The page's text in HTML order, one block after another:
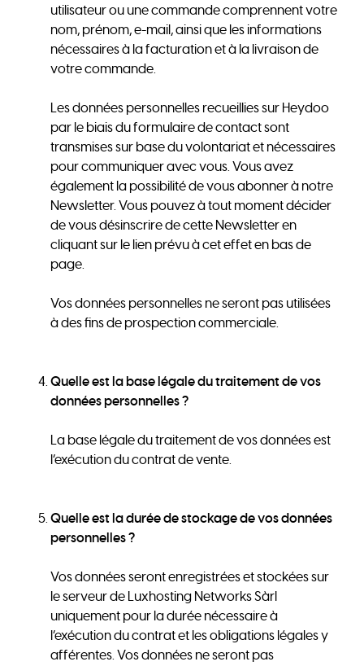
utilisateur ou une commande comprennent votre
nom, prénom, e-mail, ainsi que les informations
nécessaires à la facturation et à la livraison de
votre commande.
Les données personnelles recueillies sur Heydoo
par le biais du formulaire de contact sont
transmises sur base du volontariat et nécessaires
pour communiquer avec vous. Vous avez
également la possibilité de vous abonner à notre
Newsletter. Vous pouvez à tout moment décider
de vous désinscrire de cette Newsletter en
cliquant sur le lien prévu à cet effet en bas de
page.
Vos données personnelles ne seront pas utilisées
à des fins de prospection commerciale.
Quelle est la base légale du traitement de vos
données personnelles ?
La base légale du traitement de vos données est
l’exécution du contrat de vente.
Quelle est la durée de stockage de vos données
personnelles ?
Vos données seront enregistrées et stockées sur
le serveur de Luxhosting Networks Sàrl
uniquement pour la durée nécessaire à
l’exécution du contrat et les obligations légales y
afférentes. Vos données ne seront pas